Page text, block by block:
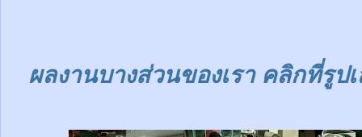
ผลงานบางส่วนของเรา คลิกที่รูป